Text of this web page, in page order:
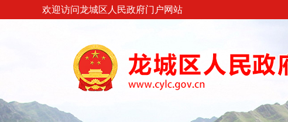
欢迎访问龙城区人民政府门户网站